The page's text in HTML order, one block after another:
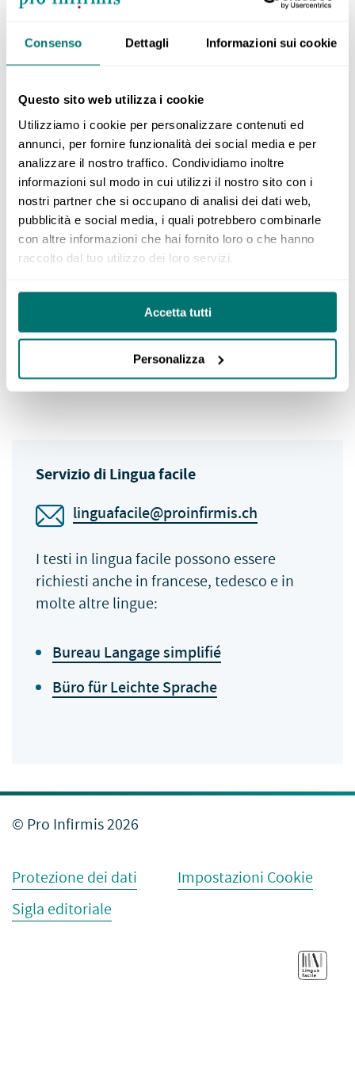
Consenso Dettagli Informazioni sui cookie
Questo sito web utilizza i cookie
Utilizziamo i cookie per personalizzare contenuti ed
annunci, per fornire funzionalità dei social media e per
analizzare il nostro traffico. Condividiamo inoltre
informazioni sul modo in cui utilizzi il nostro sito con i
nostri partner che si occupano di analisi dei dati web,
pubblicità e social media, i quali potrebbero combinarle
con altre informazioni che hai fornito loro o che hanno
raccolto dal tuo utilizzo dei loro servizi.
Accetta tutti
Personalizza
La lingua facile vuole favorire il superamento
delle barriere.
Il linguaggio semplificato rende possibile per le
persone con difficoltà di lettura di comprendere
le informazioni e di partecipare alla vita nella
società.
In questo modo le persone sono meno dipendenti
dall'aiuto esterno.
Per esempio:
Negli acquisti
Quando si viaggia
Quando si lavora
Servizio di Lingua facile
linguafacile@proinfirmis.ch
I testi in lingua facile possono essere
richiesti anche in francese, tedesco e in
molte altre lingue:
Bureau Langage simplifié
Büro für Leichte Sprache
© Pro Infirmis 2026
Protezione dei dati
Impostazioni Cookie
Sigla editoriale